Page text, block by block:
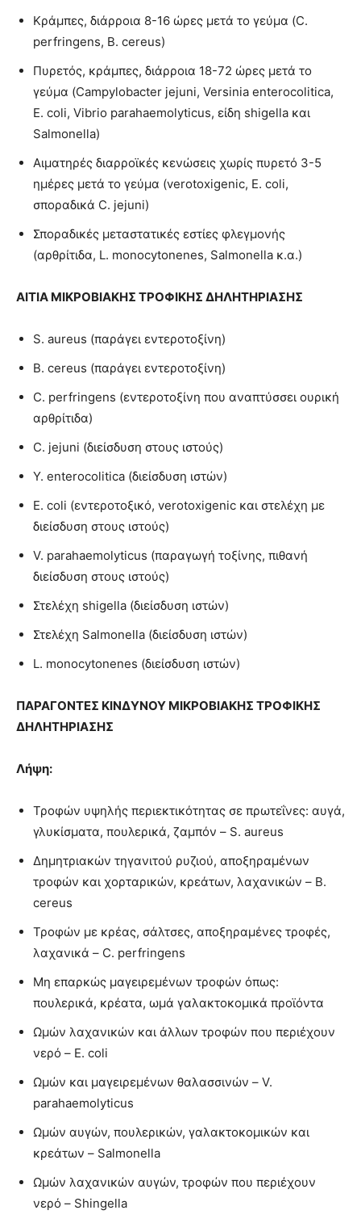
Κράμπες, διάρροια 8-16 ώρες μετά το γεύμα (C.
perfringens, B. cereus)
Πυρετός, κράμπες, διάρροια 18-72 ώρες μετά το
γεύμα (Campylobacter jejuni, Versinia enterocolitica,
E. coli, Vibrio parahaemolyticus, είδη shigella και
Salmonella)
Αιματηρές διαρροϊκές κενώσεις χωρίς πυρετό 3-5
ημέρες μετά το γεύμα (verotoxigenic, E. coli,
σποραδικά C. jejuni)
Σποραδικές μεταστατικές εστίες φλεγμονής
(αρθρίτιδα, L. monocytonenes, Salmonella κ.α.)
ΑΙΤΙΑ ΜΙΚΡΟΒΙΑΚΗΣ ΤΡΟΦΙΚΗΣ ΔΗΛΗΤΗΡΙΑΣΗΣ
S. aureus (παράγει εντεροτοξίνη)
B. cereus (παράγει εντεροτοξίνη)
C. perfringens (εντεροτοξίνη που αναπτύσσει ουρική
αρθρίτιδα)
C. jejuni (διείσδυση στους ιστούς)
Y. enterocolitica (διείσδυση ιστών)
E. coli (εντεροτοξικό, verotoxigenic και στελέχη με
διείσδυση στους ιστούς)
V. parahaemolyticus (παραγωγή τοξίνης, πιθανή
διείσδυση στους ιστούς)
Στελέχη shigella (διείσδυση ιστών)
Στελέχη Salmonella (διείσδυση ιστών)
L. monocytonenes (διείσδυση ιστών)
ΠΑΡΑΓΟΝΤΕΣ ΚΙΝΔΥΝΟΥ ΜΙΚΡΟΒΙΑΚΗΣ ΤΡΟΦΙΚΗΣ
ΔΗΛΗΤΗΡΙΑΣΗΣ
Λήψη:
Τροφών υψηλής περιεκτικότητας σε πρωτεΐνες: αυγά,
γλυκίσματα, πουλερικά, ζαμπόν – S. aureus
Δημητριακών τηγανιτού ρυζιού, αποξηραμένων
τροφών και χορταρικών, κρεάτων, λαχανικών – B.
cereus
Τροφών με κρέας, σάλτσες, αποξηραμένες τροφές,
λαχανικά – C. perfringens
Μη επαρκώς μαγειρεμένων τροφών όπως:
πουλερικά, κρέατα, ωμά γαλακτοκομικά προϊόντα
Ωμών λαχανικών και άλλων τροφών που περιέχουν
νερό – E. coli
Ωμών και μαγειρεμένων θαλασσινών – V.
parahaemolyticus
Ωμών αυγών, πουλερικών, γαλακτοκομικών και
κρεάτων – Salmonella
Ωμών λαχανικών αυγών, τροφών που περιέχουν
νερό – Shingella